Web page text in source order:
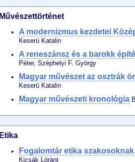
Művészettörténet
A modernizmus kezdetei
Keserü Katalin
A reneszánsz és a barokk
Péter, Széphelyi F. György
Magyar művészet az osztrák
Keserü Katalin
Magyar művészeti kronológia
Etika
Fogalomtár etika szakosoknak
Kicsák Lóránt